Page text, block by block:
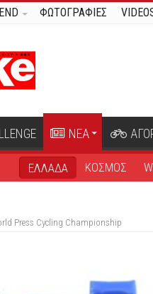
ΦΩΤΟΓΡΑΦΙΕΣ
ΝΕΑ
ΕΛΛΑΔΑ ΚΟΣΜΟΣ
Press Cycling Championship